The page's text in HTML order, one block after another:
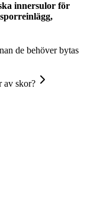
innersulor för
de behöver bytas
av skor?